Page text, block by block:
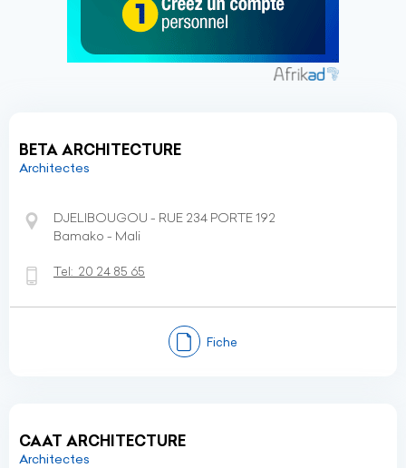
BETA ARCHITECTURE
Architectes
DJELIBOUGOU - RUE 234 PORTE 192
Bamako - Mali
Tel: 20 24 85 65
Fiche
CAAT ARCHITECTURE
Architectes